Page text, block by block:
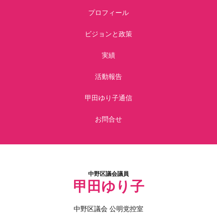
プロフィール
ビジョンと政策
実績
活動報告
甲田ゆり子通信
お問合せ
中野区議会議員
甲田ゆり子
中野区議会 公明党控室